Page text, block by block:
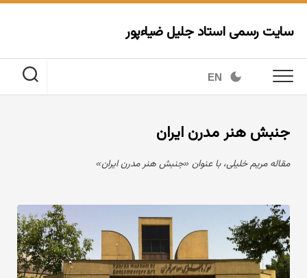
Skip
content
سایت رسمی استاد جلیل ضیاءپور
EN
جنبش هنر مدرن ایران
مقاله مریم خلیلی، با عنوان «جنبش هنر مدرن ایران»